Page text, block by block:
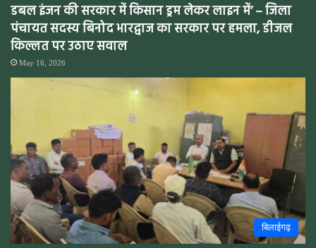
डबल इंजन की सरकार में किसान ड्रम लेकर लाइन में’ – जिला
पंचायत सदस्य बिनोद भारद्वाज का सरकार पर हमला, डीजल
किल्लत पर उठाए सवाल
May 16, 2026
बिलाईगढ़